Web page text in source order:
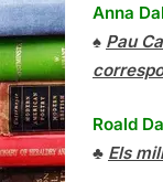
Anna
♠ Pau
Roald
♣ Els